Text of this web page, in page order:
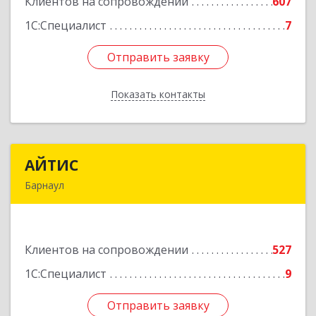
1С:Специалист
7
Отправить заявку
Показать контакты
Отправить заявку
Назад
АЙТИС
Барнаул
Клиентов на сопровождении
527
1С:Специалист
9
Отправить заявку
Подробнее
Отправить заявку